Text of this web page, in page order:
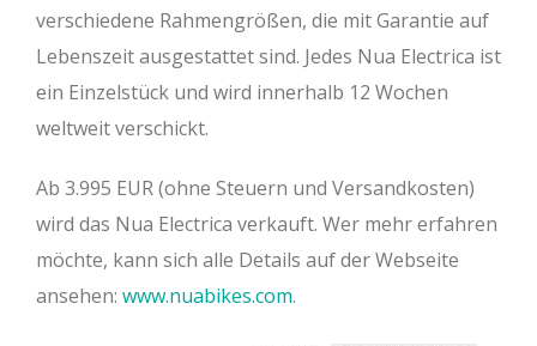
verschiedene Rahmengrößen, die mit Garantie auf
Lebenszeit ausgestattet sind. Jedes Nua Electrica ist
ein Einzelstück und wird innerhalb 12 Wochen
weltweit verschickt.
Ab 3.995 EUR (ohne Steuern und Versandkosten)
wird das Nua Electrica verkauft. Wer mehr erfahren
möchte, kann sich alle Details auf der Webseite
ansehen: www.nuabikes.com.